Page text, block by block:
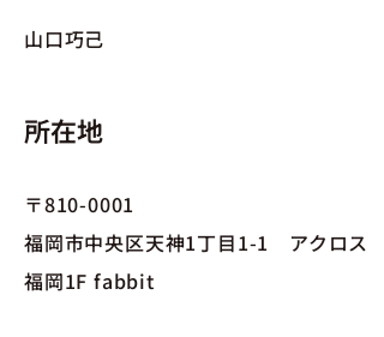
山口巧己
所在地
〒810-0001
福岡市中央区天神1丁目1-1 アクロス
福岡1F fabbit